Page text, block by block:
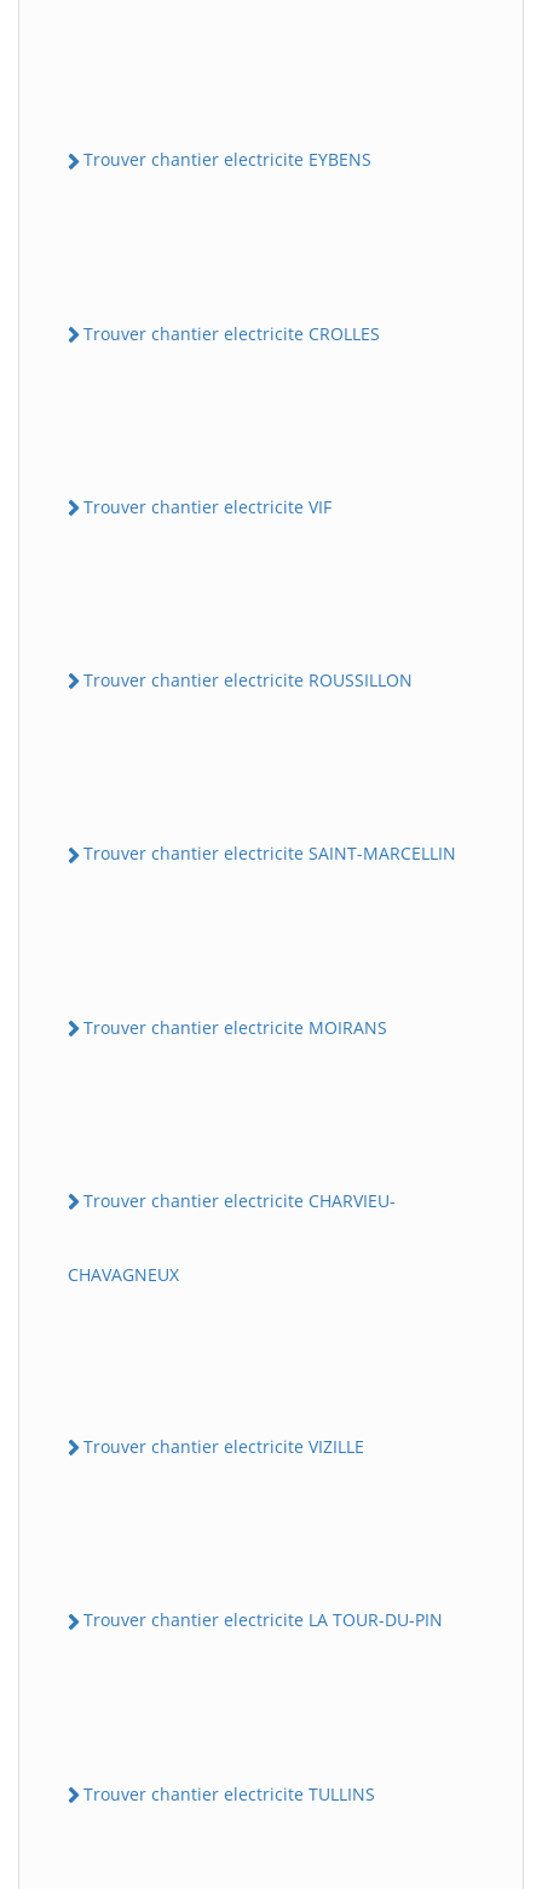
Trouver chantier electricite EYBENS
Trouver chantier electricite CROLLES
Trouver chantier electricite VIF
Trouver chantier electricite ROUSSILLON
Trouver chantier electricite SAINT-MARCELLIN
Trouver chantier electricite MOIRANS
Trouver chantier electricite CHARVIEU-
CHAVAGNEUX
Trouver chantier electricite VIZILLE
Trouver chantier electricite LA TOUR-DU-PIN
Trouver chantier electricite TULLINS